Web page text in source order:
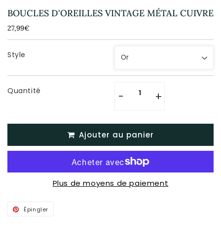
BOUCLES D'OREILLES VINTAGE MÉTAL CUIVRE
27,99€
Unit
price
Style
Quantité - +
Ajouter au panier
Plus de moyens de paiement
Épingler